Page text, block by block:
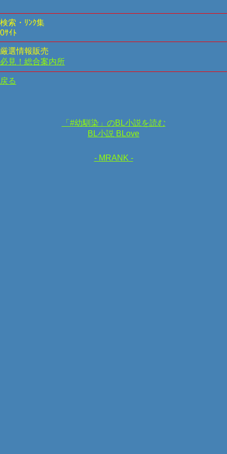
検索・ﾘﾝｸ集
0ｻｲﾄ
厳選情報販売
必見！総合案内所
戻る
「#幼馴染」のBL小説を読む
BL小説 BLove
- MRANK -